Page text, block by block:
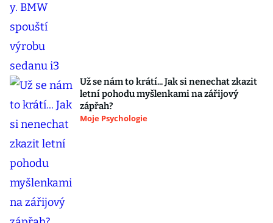
Už se nám to krátí... Jak si nenechat zkazit
letní pohodu myšlenkami na zářijový
zápřah?
Moje Psychologie